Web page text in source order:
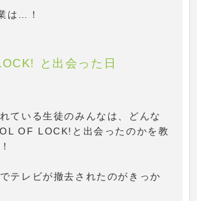
は…！
と出会った日
ている生徒のみんなは、どんな
OF LOCK!と出会ったのかを教
テレビが撤去されたのがきっか